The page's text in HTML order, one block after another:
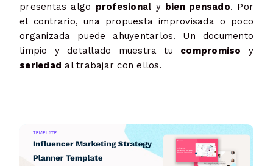
presentas algo profesional y bien pensado. Por
el contrario, una propuesta improvisada o poco
organizada puede ahuyentarlos. Un documento
limpio y detallado muestra tu compromiso y
seriedad al trabajar con ellos.